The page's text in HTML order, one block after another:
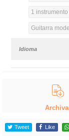
1
Guitarra
Idioma
Tweet Like